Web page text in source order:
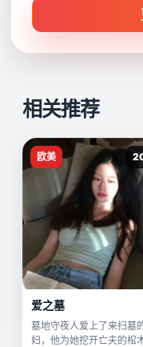
相关推荐
欧美
爱之墓
墓地守夜人爱上了来扫墓
妇，他为她挖开亡夫的棺木